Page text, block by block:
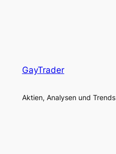
GayTrader
Aktien, Analysen und Trends